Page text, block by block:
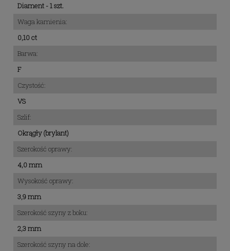
Diament - 1 szt.
Waga kamienia:
0,10 ct
Barwa:
F
Czystość:
VS
Szlif:
Okrągły (brylant)
Szerokość oprawy:
4,0 mm
Wysokość oprawy:
3,9 mm
Szerokość szyny z boku:
2,3 mm
Szerokość szyny na dole: